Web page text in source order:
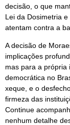
decisão, o que
Lei da Dosimetria
atentam contra a
A decisão de
implicações
mas para a própria
democrática no
xeque, e o
firmeza das
Continue
nenhum detalhe